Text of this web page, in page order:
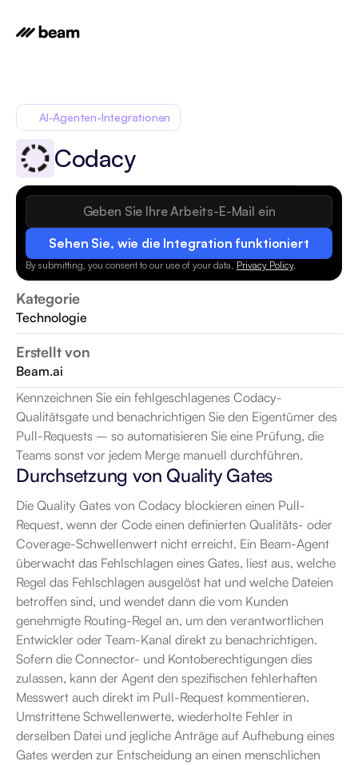
Sehen Sie, wie die Integration funktioniert
By submitting, you consent to our use of your data. Privacy Policy.
Kategorie
Technologie
Erstellt von
Beam.ai
AI-Agenten-Integrationen
Codacy
Kennzeichnen Sie ein fehlgeschlagenes Codacy-
Qualitätsgate und benachrichtigen Sie den Eigentümer des
Pull-Requests – so automatisieren Sie eine Prüfung, die
Teams sonst vor jedem Merge manuell durchführen.
Durchsetzung von Quality Gates
Die Quality Gates von Codacy blockieren einen Pull-
Request, wenn der Code einen definierten Qualitäts- oder
Coverage-Schwellenwert nicht erreicht. Ein Beam-Agent
überwacht das Fehlschlagen eines Gates, liest aus, welche
Regel das Fehlschlagen ausgelöst hat und welche Dateien
betroffen sind, und wendet dann die vom Kunden
genehmigte Routing-Regel an, um den verantwortlichen
Entwickler oder Team-Kanal direkt zu benachrichtigen.
Sofern die Connector- und Kontoberechtigungen dies
zulassen, kann der Agent den spezifischen fehlerhaften
Messwert auch direkt im Pull-Request kommentieren.
Umstrittene Schwellenwerte, wiederholte Fehler in
derselben Datei und jegliche Anträge auf Aufhebung eines
Gates werden zur Entscheidung an einen menschlichen